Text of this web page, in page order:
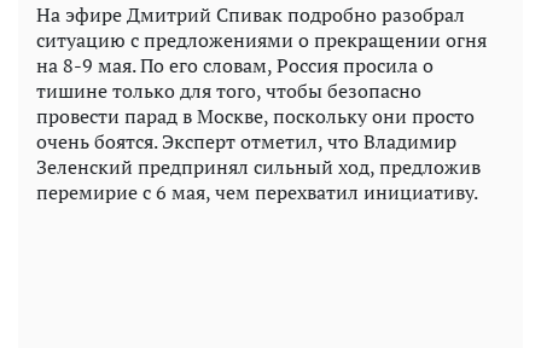
На эфире Дмитрий Спивак подробно разобрал
ситуацию с предложениями о прекращении огня
на 8-9 мая. По его словам, Россия просила о
тишине только для того, чтобы безопасно
провести парад в Москве, поскольку они просто
очень боятся. Эксперт отметил, что Владимир
Зеленский предпринял сильный ход, предложив
перемирие с 6 мая, чем перехватил инициативу.